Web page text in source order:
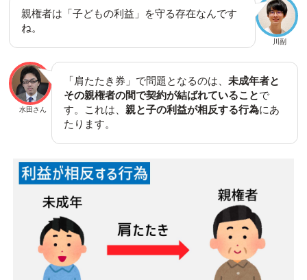
川副
親権者は「子どもの利益」を守る存在なんです
ね。
水田さん
「肩たたき券」で問題となるのは、未成年者と
その親権者の間で契約が結ばれていることで
す。これは、親と子の利益が相反する行為にあ
たります。